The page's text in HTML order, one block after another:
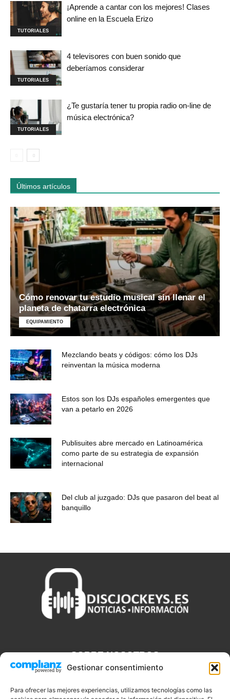
Gestionar consentimiento
Para ofrecer las mejores experiencias, utilizamos tecnologías como las
TUTORIALES
¡Aprende a cantar con los mejores! Clases
online en la Escuela Erizo
TUTORIALES
4 televisores con buen sonido que
deberíamos considerar
TUTORIALES
¿Te gustaría tener tu propia radio on-line de
música electrónica?
Últimos artículos
Cómo renovar tu estudio musical sin llenar el
planeta de chatarra electrónica
EQUIPAMIENTO
Mezclando beats y códigos: cómo los DJs
reinventan la música moderna
Estos son los DJs españoles emergentes que
van a petarlo en 2026
Publisuites abre mercado en Latinoamérica
como parte de su estrategia de expansión
internacional
Del club al juzgado: DJs que pasaron del beat al
banquillo
SOBRE NOSOTROS
que necesitas saber sobre noticias, novedades, tecnologías y